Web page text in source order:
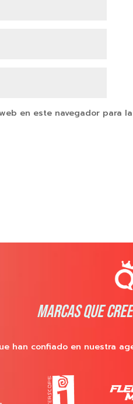
en este navegador para
MARCAS QUE
han confiado en nuestra